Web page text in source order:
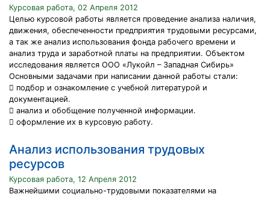
Курсовая работа, 02 Апреля 2012
Целью курсовой работы является проведение анализа наличия,
движения, обеспеченности предприятия трудовыми ресурсами,
а так же анализ использования фонда рабочего времени и
анализ труда и заработной платы на предприятии. Объектом
исследования является ООО «Лукойл – Западная Сибирь»
Основными задачами при написании данной работы стали:
 подбор и ознакомление с учебной литературой и
документацией.
 анализ и обобщение полученной информации.
 оформление их в курсовую работу.
Анализ использования трудовых
ресурсов
Курсовая работа, 12 Апреля 2012
Важнейшими социально-трудовыми показателями на